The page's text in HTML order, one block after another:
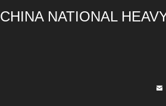
CHINA NATIONAL